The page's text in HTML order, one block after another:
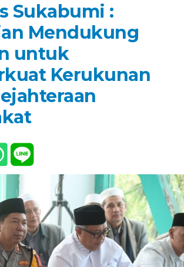
Sukabumi :
Mendukung
untuk
Kerukunan